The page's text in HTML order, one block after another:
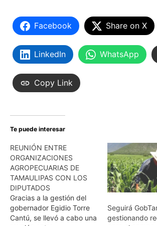
Facebook Share on X
LinkedIn WhatsApp
Copy Link
Te puede interesar
REUNIÓN ENTRE
ORGANIZACIONES
AGROPECUARIAS DE
TAMAULIPAS CON LOS
DIPUTADOS
Gracias a la gestión del
gobernador Egidio Torre
Cantú, se llevó a cabo una
Seguirá
gestionando